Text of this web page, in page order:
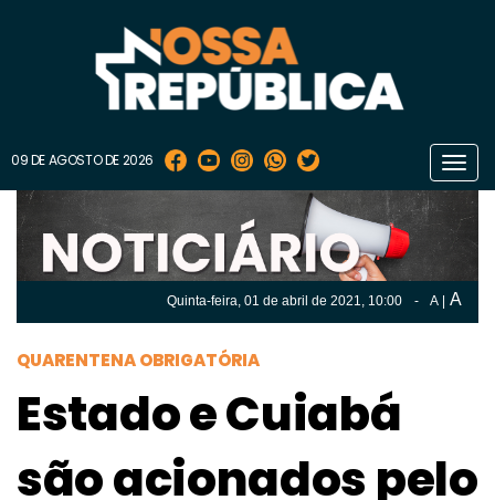
09 DE AGOSTO DE 2026
Quinta-feira, 01 de abril de 2021, 10:00 - A A
QUARENTENA OBRIGATÓRIA
Estado e Cuiabá
são acionados pelo